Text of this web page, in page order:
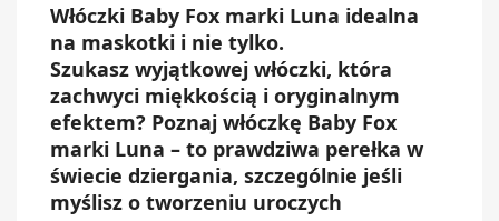
Włóczki Baby Fox marki Luna idealna
na maskotki i nie tylko.
Szukasz wyjątkowej włóczki, która
zachwyci miękkością i oryginalnym
efektem? Poznaj włóczkę Baby Fox
marki Luna – to prawdziwa perełka w
świecie dziergania, szczególnie jeśli
myślisz o tworzeniu uroczych